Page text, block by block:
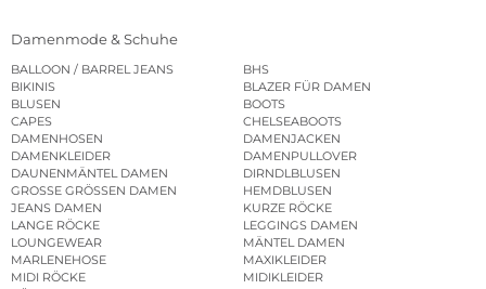
Damenmode & Schuhe
BALLOON / BARREL JEANS
BHS
BIKINIS
BLAZER FÜR DAMEN
BLUSEN
BOOTS
CAPES
CHELSEABOOTS
DAMENHOSEN
DAMENJACKEN
DAMENKLEIDER
DAMENPULLOVER
DAUNENMÄNTEL DAMEN
DIRNDLBLUSEN
GROSSE GRÖSSEN DAMEN
HEMDBLUSEN
JEANS DAMEN
KURZE RÖCKE
LANGE RÖCKE
LEGGINGS DAMEN
LOUNGEWEAR
MÄNTEL DAMEN
MARLENEHOSE
MAXIKLEIDER
MIDI RÖCKE
MIDIKLEIDER